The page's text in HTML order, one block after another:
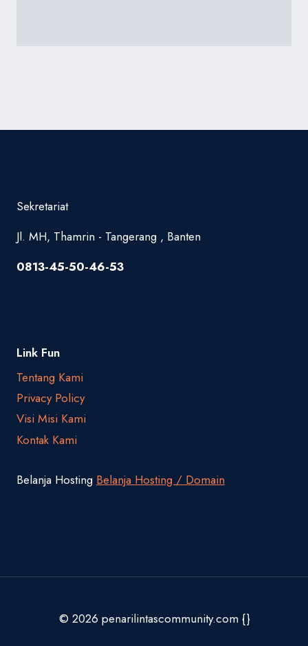
Sekretariat
Jl. MH, Thamrin - Tangerang , Banten
0813-45-50-46-53
Link Fun
Tentang Kami
Privacy Policy
Visi Misi Kami
Kontak Kami
Belanja Hosting Belanja Hosting / Domain
© 2026 penarilintascommunity.com {}